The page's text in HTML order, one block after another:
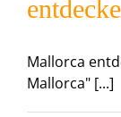
Service
Mallorca
Mallorca" [...]